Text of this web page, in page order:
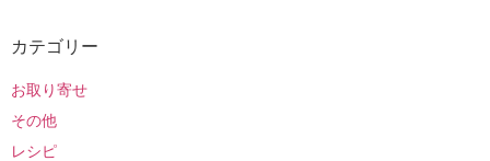
カテゴリー
お取り寄せ
その他
レシピ